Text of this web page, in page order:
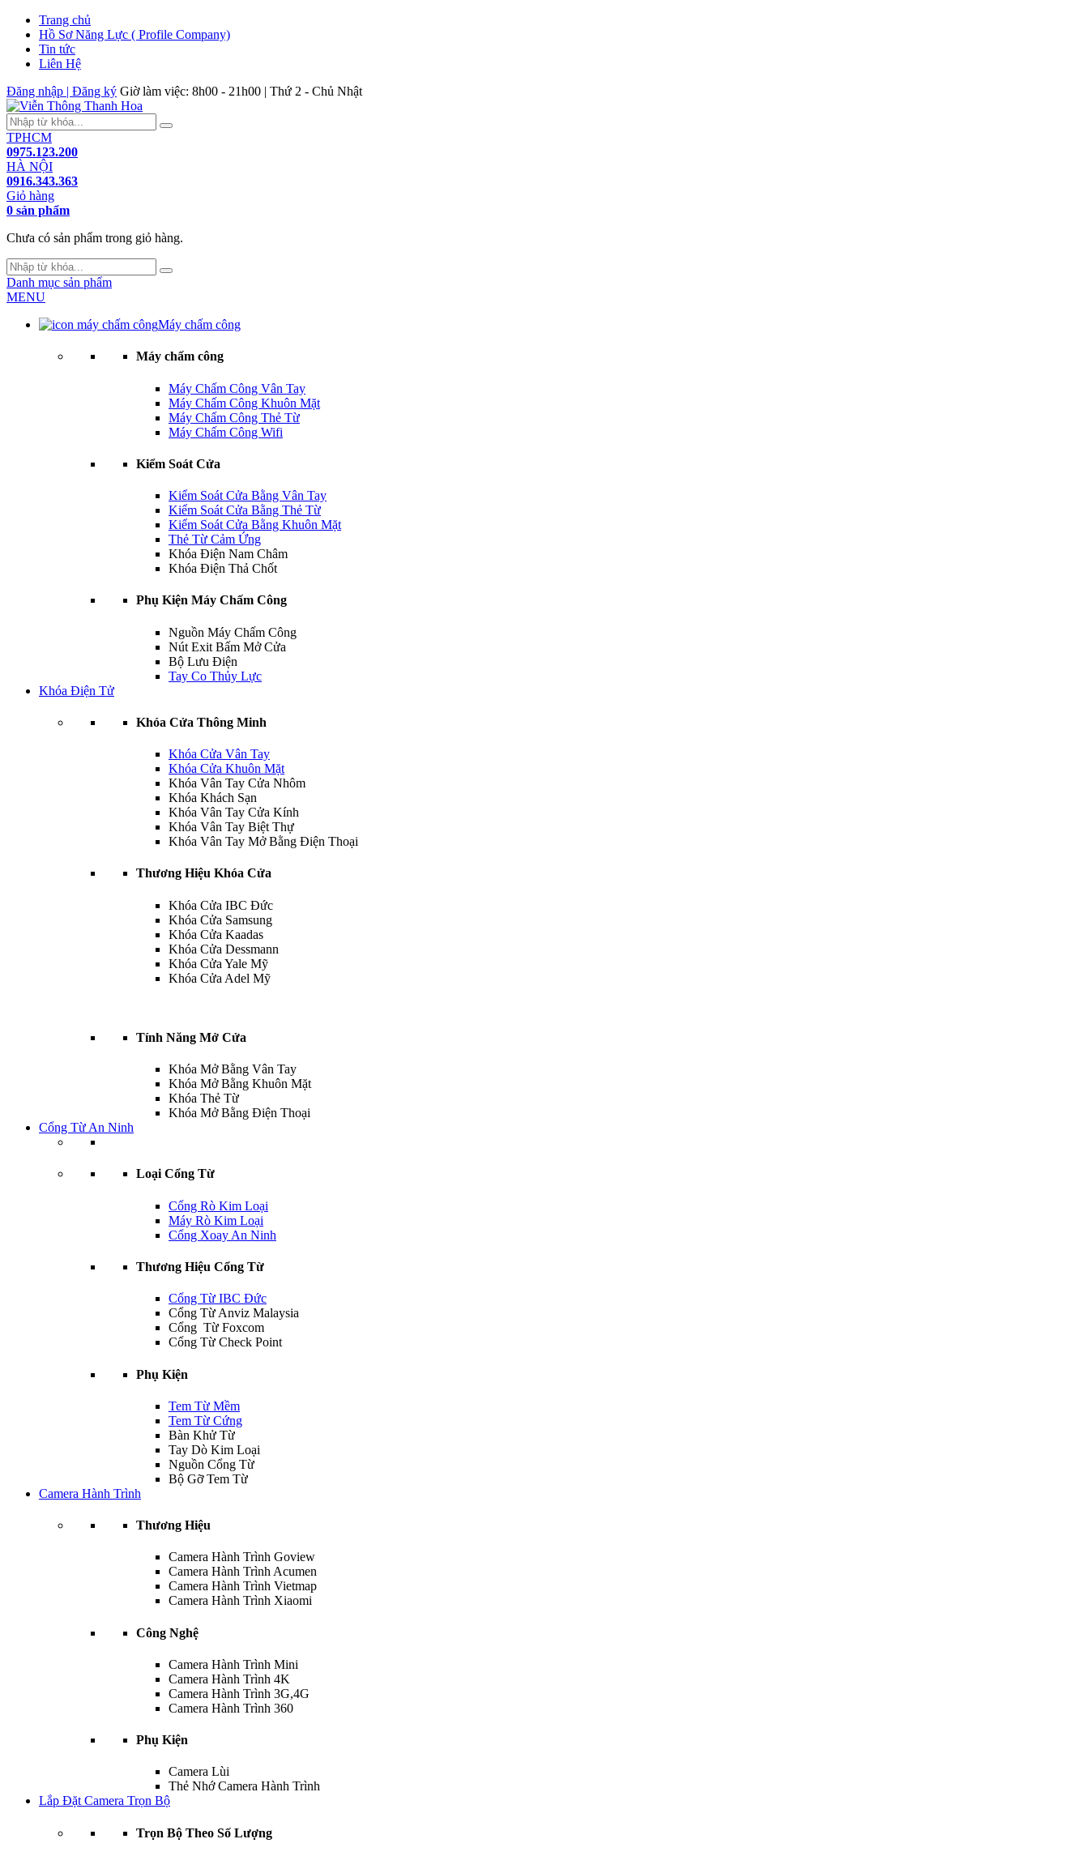
Trang chủ
Hồ Sơ Năng Lực ( Profile Company)
Tin tức
Liên Hệ
Đăng nhập | Đăng ký Giờ làm việc: 8h00 - 21h00 | Thứ 2 - Chủ Nhật
TPHCM
0975.123.200
HÀ NỘI
0916.343.363
Giỏ hàng
0 sản phẩm
Chưa có sản phẩm trong giỏ hàng.
Danh mục sản phẩm
MENU
Máy chấm công
Máy chấm công
Máy Chấm Công Vân Tay
Máy Chấm Công Khuôn Mặt
Máy Chấm Công Thẻ Từ
Máy Chấm Công Wifi
Kiểm Soát Cửa
Kiểm Soát Cửa Bằng Vân Tay
Kiểm Soát Cửa Bằng Thẻ Từ
Kiểm Soát Cửa Bằng Khuôn Mặt
Thẻ Từ Cảm Ứng
Khóa Điện Nam Châm
Khóa Điện Thả Chốt
Phụ Kiện Máy Chấm Công
Nguồn Máy Chấm Công
Nút Exit Bấm Mở Cửa
Bộ Lưu Điện
Tay Co Thủy Lực
Khóa Điện Tử
Khóa Cửa Thông Minh
Khóa Cửa Vân Tay
Khóa Cửa Khuôn Mặt
Khóa Vân Tay Cửa Nhôm
Khóa Khách Sạn
Khóa Vân Tay Cửa Kính
Khóa Vân Tay Biệt Thự
Khóa Vân Tay Mở Bằng Điện Thoại
Thương Hiệu Khóa Cửa
Khóa Cửa IBC Đức
Khóa Cửa Samsung
Khóa Cửa Kaadas
Khóa Cửa Dessmann
Khóa Cửa Yale Mỹ
Khóa Cửa Adel Mỹ
Tính Năng Mở Cửa
Khóa Mở Bằng Vân Tay
Khóa Mở Bằng Khuôn Mặt
Khóa Thẻ Từ
Khóa Mở Bằng Điện Thoại
Cổng Từ An Ninh
Loại Cổng Từ
Cổng Rò Kim Loại
Máy Rò Kim Loại
Cổng Xoay An Ninh
Thương Hiệu Cổng Từ
Cổng Từ IBC Đức
Cổng Từ Anviz Malaysia
Cổng Từ Foxcom
Cổng Từ Check Point
Phụ Kiện
Tem Từ Mềm
Tem Từ Cứng
Bàn Khử Từ
Tay Dò Kim Loại
Nguồn Cổng Từ
Bộ Gỡ Tem Từ
Camera Hành Trình
Thương Hiệu
Camera Hành Trình Goview
Camera Hành Trình Acumen
Camera Hành Trình Vietmap
Camera Hành Trình Xiaomi
Công Nghệ
Camera Hành Trình Mini
Camera Hành Trình 4K
Camera Hành Trình 3G,4G
Camera Hành Trình 360
Phụ Kiện
Camera Lùi
Thẻ Nhớ Camera Hành Trình
Lắp Đặt Camera Trọn Bộ
Trọn Bộ Theo Số Lượng